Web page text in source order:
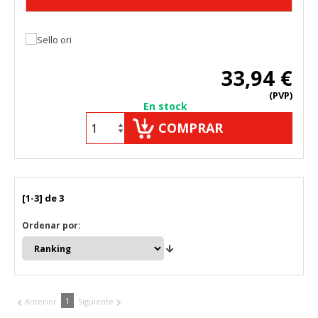
33,94 €
(PVP)
En stock
COMPRAR
[1-3] de 3
Ordenar por:
Anterior 1 Siguiente
Estas cookies pueden ser establecidas a través de nuestro
utilizadas por esas empresas para crear un perfil de sus
que se basan en la identificación única de su navegador y
_evAd, _evCoupon, _evSubscription, _evPromt
GUARDAR CONFIGURACIÓN
Puedes volver a configurar tus cookies desde la sección
"Configuración de cookies" al pie de la página. También puedes
consultar nuestrapolítica de cookies